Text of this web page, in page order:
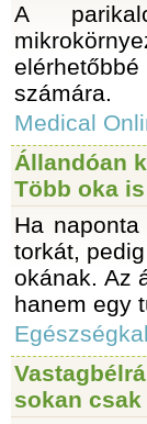
A
számára.
Medical
Állandóan
Több oka
Ha
torkát,
okának. Az
hanem egy
sokan